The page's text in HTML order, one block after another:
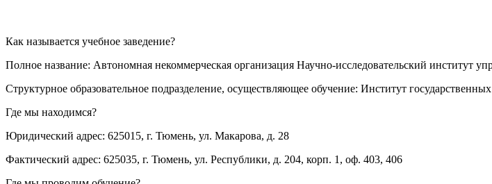
Как называется учебное заведение?
Полное название: Автономная некоммерческая организация Научно-исследовательский
Структурное образовательное подразделение, осуществляющее обучение: Институт
Где мы находимся?
Юридический адрес: 625015, г. Тюмень, ул. Макарова, д. 28
Фактический адрес: 625035, г. Тюмень, ул. Республики, д. 204, корп. 1, оф. 403, 406